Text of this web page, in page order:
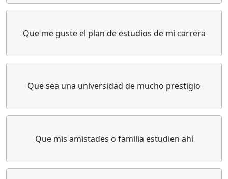
Que me guste el plan de estudios de mi carrera
Que sea una universidad de mucho prestigio
Que mis amistades o familia estudien ahí